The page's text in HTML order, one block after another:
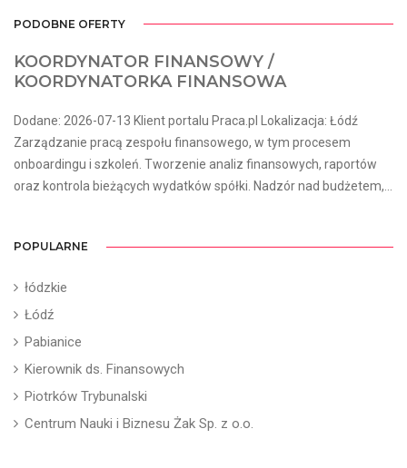
PODOBNE OFERTY
KOORDYNATOR FINANSOWY /
KOORDYNATORKA FINANSOWA
Dodane: 2026-07-13 Klient portalu Praca.pl Lokalizacja: Łódź
Zarządzanie pracą zespołu finansowego, w tym procesem
onboardingu i szkoleń. Tworzenie analiz finansowych, raportów
oraz kontrola bieżących wydatków spółki. Nadzór nad budżetem,...
POPULARNE
łódzkie
Łódź
Pabianice
Kierownik ds. Finansowych
Piotrków Trybunalski
Centrum Nauki i Biznesu Żak Sp. z o.o.